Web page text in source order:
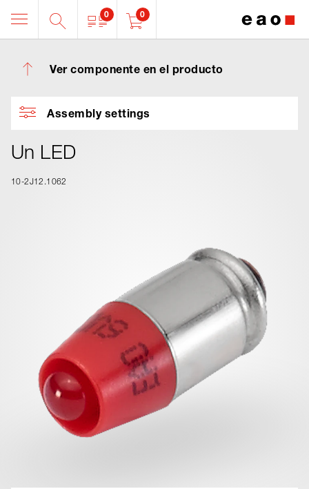
0 0
Ver componente en el producto
Assembly settings
Un LED
10-2J12.1062